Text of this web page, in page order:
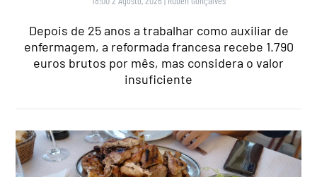
Depois de 25 anos a trabalhar como auxiliar de
enfermagem, a reformada francesa recebe 1.790
euros brutos por mês, mas considera o valor
insuficiente